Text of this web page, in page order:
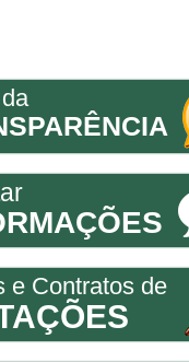
e Contratos de